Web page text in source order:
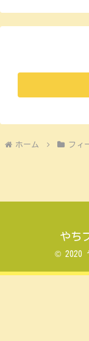
ホーム フィ
やち
© 2020